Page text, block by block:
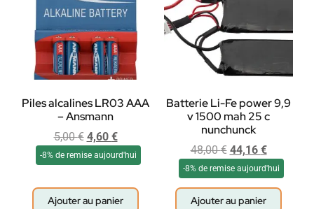
Piles alcalines LR03 AAA
– Ansmann
5,00€ 4,60 €
-8% de remise aujourd'hui
Ajouter au panier
Batterie Li-Fe power 9,9
v 1500 mah 25 c
nunchunck
48,00€ 44,16 €
-8% de remise aujourd'hui
Ajouter au panier